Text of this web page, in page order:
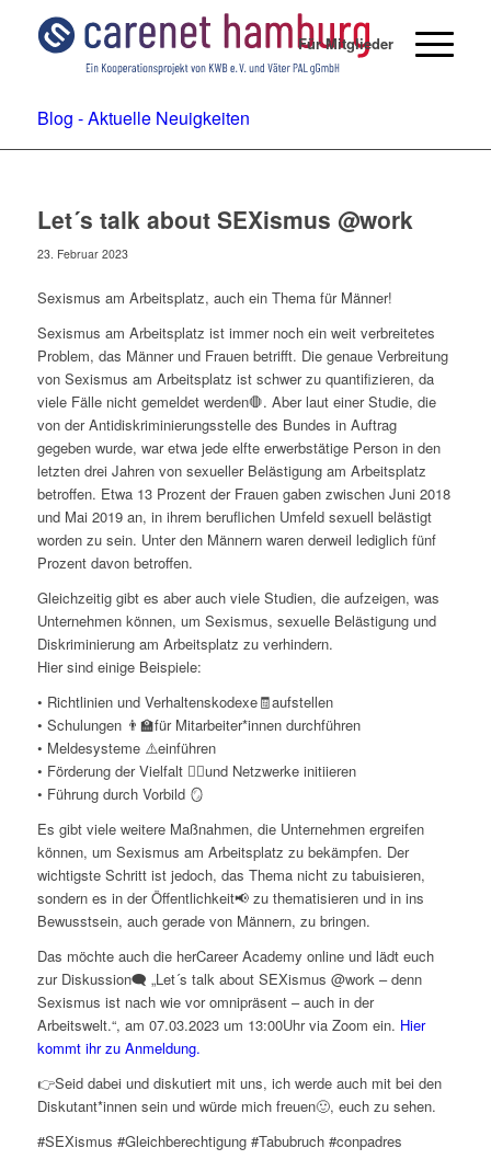
Für Mitglieder
Blog - Aktuelle Neuigkeiten
Let´s talk about SEXismus @work
23. Februar 2023
Sexismus am Arbeitsplatz, auch ein Thema für Männer!
Sexismus am Arbeitsplatz ist immer noch ein weit verbreitetes
Problem, das Männer und Frauen betrifft. Die genaue Verbreitung
von Sexismus am Arbeitsplatz ist schwer zu quantifizieren, da
viele Fälle nicht gemeldet werden🛑. Aber laut einer Studie, die
von der Antidiskriminierungsstelle des Bundes in Auftrag
gegeben wurde, war etwa jede elfte erwerbstätige Person in den
letzten drei Jahren von sexueller Belästigung am Arbeitsplatz
betroffen. Etwa 13 Prozent der Frauen gaben zwischen Juni 2018
und Mai 2019 an, in ihrem beruflichen Umfeld sexuell belästigt
worden zu sein. Unter den Männern waren derweil lediglich fünf
Prozent davon betroffen.
Gleichzeitig gibt es aber auch viele Studien, die aufzeigen, was
Unternehmen können, um Sexismus, sexuelle Belästigung und
Diskriminierung am Arbeitsplatz zu verhindern.
Hier sind einige Beispiele:
• Richtlinien und Verhaltenskodexe🧾aufstellen
• Schulungen 👨‍🏫für Mitarbeiter*innen durchführen
• Meldesysteme ⚠️einführen
• Förderung der Vielfalt 🏳️‍🌈und Netzwerke initiieren
• Führung durch Vorbild 🪞
Es gibt viele weitere Maßnahmen, die Unternehmen ergreifen
können, um Sexismus am Arbeitsplatz zu bekämpfen. Der
wichtigste Schritt ist jedoch, das Thema nicht zu tabuisieren,
sondern es in der Öffentlichkeit📢 zu thematisieren und in ins
Bewusstsein, auch gerade von Männern, zu bringen.
Das möchte auch die herCareer Academy online und lädt euch
zur Diskussion🗨️ „Let´s talk about SEXismus @work – denn
Sexismus ist nach wie vor omnipräsent – auch in der
Arbeitswelt.“, am 07.03.2023 um 13:00Uhr via Zoom ein. Hier
kommt ihr zu Anmeldung.
👉Seid dabei und diskutiert mit uns, ich werde auch mit bei den
Diskutant*innen sein und würde mich freuen🙂, euch zu sehen.
#SEXismus #Gleichberechtigung #Tabubruch #conpadres